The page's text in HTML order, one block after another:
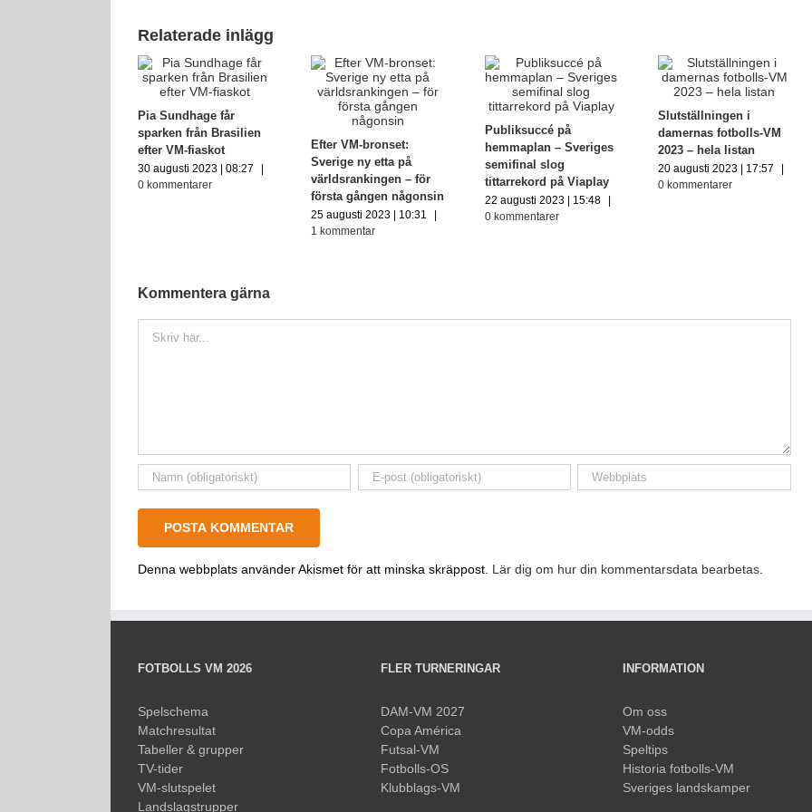
Relaterade inlägg
Pia Sundhage får
sparken från Brasilien
efter VM-fiaskot
30 augusti 2023 | 08:27
|
0 kommentarer
Efter VM-bronset:
Sverige ny etta på
världsrankingen – för
första gången någonsin
25 augusti 2023 | 10:31
|
1 kommentar
Publiksuccé på
hemmaplan – Sveriges
semifinal slog
tittarrekord på Viaplay
22 augusti 2023 | 15:48
|
0 kommentarer
Slutställningen i
damernas fotbolls-VM
2023 – hela listan
20 augusti 2023 | 17:57
|
0 kommentarer
Kommentera gärna
Denna webbplats använder Akismet för att minska skräppost. Lär dig om hur din kommentarsdata bearbetas
FOTBOLLS VM 2026
Spelschema
Matchresultat
Tabeller & grupper
TV-tider
VM-slutspelet
Landslagstrupper
FLER TURNERINGAR
DAM-VM 2027
Copa América
Futsal-VM
Fotbolls-OS
Klubblags-VM
INFORMATION
Om oss
VM-odds
Speltips
Historia fotbolls-VM
Sveriges landskamper